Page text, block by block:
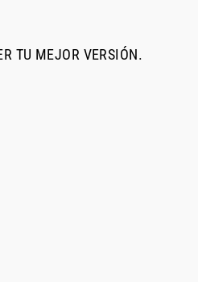
TU MEJOR VERSIÓN.